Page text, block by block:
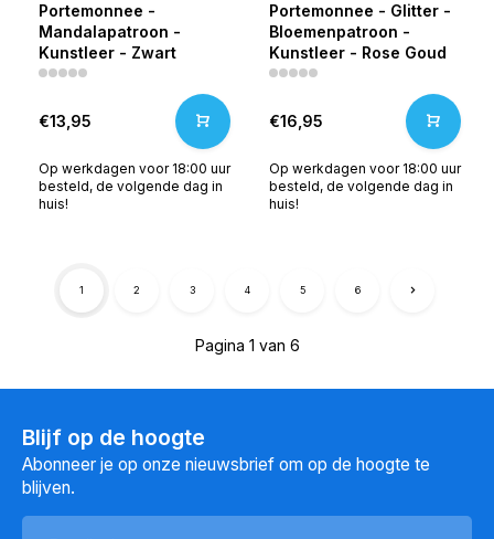
Portemonnee -
Mandalapatroon -
Kunstleer - Zwart
€13,95
Op werkdagen voor 18:00 uur
besteld, de volgende dag in
huis!
Portemonnee - Glitter -
Bloemenpatroon -
Kunstleer - Rose Goud
€16,95
Op werkdagen voor 18:00 uur
besteld, de volgende dag in
huis!
Pagina 1 van 6
1 2 3 4 5 6
Blijf op de hoogte
Abonneer je op onze nieuwsbrief om op de hoogte te
blijven.